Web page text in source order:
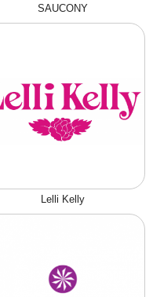
SAUCONY
Lelli Kelly